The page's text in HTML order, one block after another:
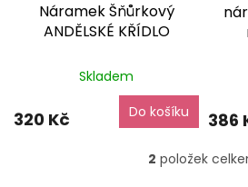
Náramek Šňůrkový
ANDĚLSKÉ KŘÍDLO
dárkové balení zdarma
hodnocení
produktu
5,0
Skladem
320 Kč Do košíku 386
O
2 položek